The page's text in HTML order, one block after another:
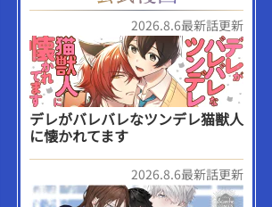
2026.8.6最新話更新
デレがバレバレなツンデレ猫獣人
に懐かれてます
2026.8.6最新話更新